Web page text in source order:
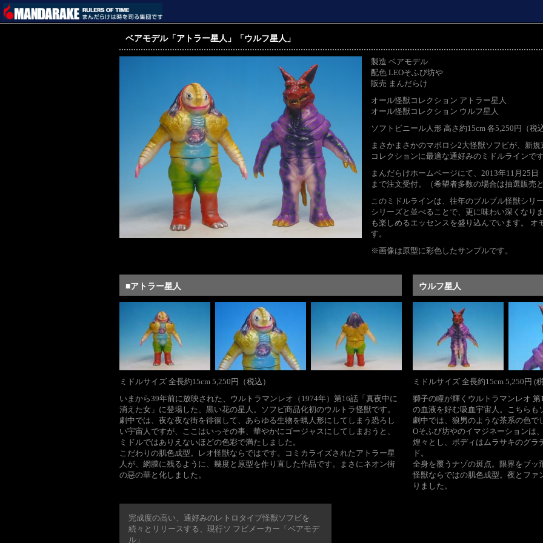
ベアモデル「アトラー星人」「ウルフ星人」
製造 ベアモデル
配色 LEOそふび坊や
販売 まんだらけ
オール怪獣コレクション アトラー星人
オール怪獣コレクション ウルフ星人
ソフトビニール人形 高さ約15cm 各5,250円（税込
まさかまさかのマボロシ2大怪獣ソフビが、新規
コレクションに最適な通好みのミドルラインです
まんだらけホームページにて、2013年11月25
まで注文受付。（希望者多数の場合は抽選販売
このミドルラインは、往年のブルブル怪獣シリ
シリーズと並べることで、更に味わい深くなり
も楽しめるエッセンスを盛り込んでいます。
す。
※画像は原型に彩色したサンプルです。
■アトラー星人
ミドルサイズ 全長約15cm 5,250円（税込）
いまから39年前に放映された、ウルトラマンレオ（1974年）第16話「真夜中に
消えた女」に登場した、黒い花の星人。ソフビ商品化初のウルトラ怪獣です。
劇中では、夜な夜な街を徘徊して、あらゆる生物を蝋人形にしてしまう恐ろし
い宇宙人ですが、ここはいっその事、華やかにゴージャスにしてしまおうと、
ミドルではありえないほどの色彩で満たしました。
こだわりの肌色成型。レオ怪獣ならではです。コミカライズされたアトラー星
人が、網膜に残るように、幾度と原型を作り直した作品です。まさにネオン街
の惡の華と化しました。
ウルフ星人
ミドルサイズ 全長約15cm 5,250円 (
獅子の瞳が輝くウルトラマンレオ
の血液を好む吸血宇宙人。こちらも
劇中では、狼男のような茶系の色
Oそふび坊やのイマジネーションは
煌々とし、ボディはムラサキのグ
ド。
全身を覆うナゾの斑点。限界をブッ
怪獣ならではの肌色成型。夜とフ
りました。
完成度の高い、通好みのレトロタイプ怪獣ソフビを
続々とリリースする、現行ソ フビメーカー「ベアモデ
ル」